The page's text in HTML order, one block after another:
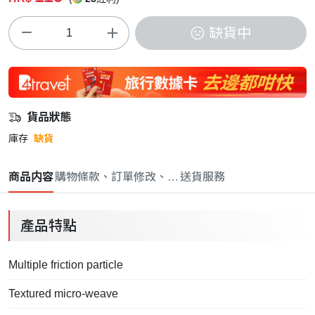
缺貨中
貨品狀態
庫存 缺貨
商品内容購物條款、訂單修改、取消與退款政策
送貨服務
產品特點
Multiple friction particle
Textured micro-weave